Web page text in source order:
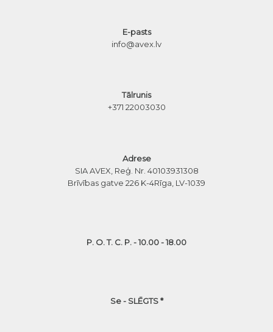
E-pasts
info@avex.lv
Tālrunis
+371 22003030
Adrese
SIA AVEX, Reģ. Nr. 40103931308
Brīvības gatve 226 K-4Rīga, LV-1039
P. O. T. C. P. - 10.00 - 18.00
Se - SLĒGTS *